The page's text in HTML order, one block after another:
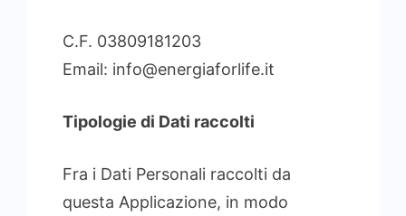
C.F. 03809181203
Email: info@energiaforlife.it
Tipologie di Dati raccolti
Fra i Dati Personali raccolti da
questa Applicazione, in modo